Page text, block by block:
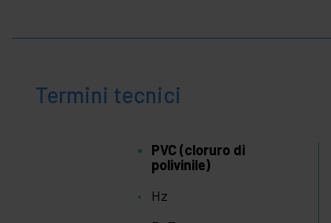
Termini tecnici
PVC (cloruro di
polivinile)
Hz